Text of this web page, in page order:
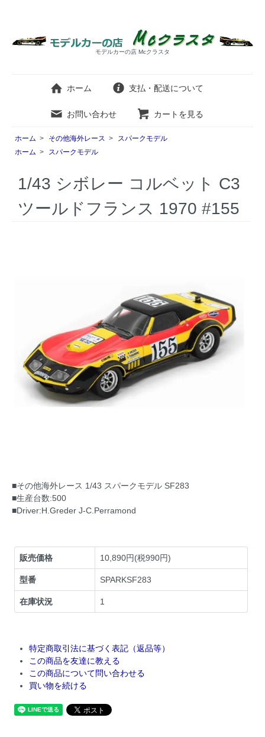
モデルカーの店 Mcクラスタ
ホーム 支払・配送について
お問い合わせ カートを見る
ホーム > その他海外レース >
スパークモデル
ホーム > スパークモデル
1/43 シボレー コルベット C3
ツールドフランス 1970 #155
■その他海外レース 1/43 スパークモデル SF283
■生産台数:500
■Driver:H.Greder J-C.Perramond
販売価格 10,890円(税990円)
型番 SPARKSF283
在庫状況 1
特定商取引法に基づく表記（返品等）
この商品を友達に教える
この商品について問い合わせる
買い物を続ける